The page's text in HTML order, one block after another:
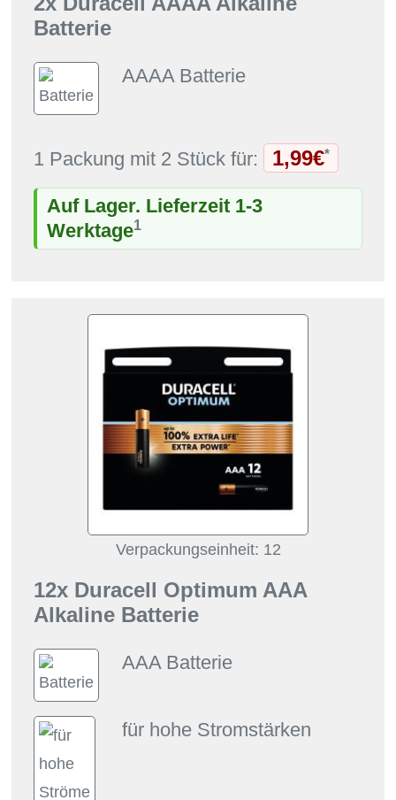
Batterie
AAAA Batterie
1 Packung mit 2 Stück für: 1,99€*
Auf Lager. Lieferzeit 1-3
Werktage1
Verpackungseinheit: 12
12x Duracell Optimum AAA
Alkaline Batterie
AAA Batterie
für hohe Stromstärken